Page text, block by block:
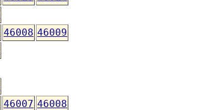
46008 46009
46007 46008